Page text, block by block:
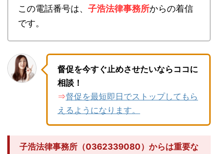
この電話番号は、 子浩法律事務所からの着信
です。
督促を今すぐ止めさせたいならココに
相談！
⇒督促を最短即日でストップしてもら
えるようになります。
子浩法律事務所（0362339080）からは重要な